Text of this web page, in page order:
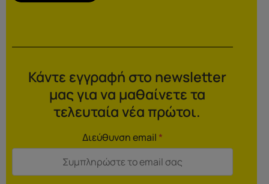
Κάντε εγγραφή στο newsletter
μας για να μαθαίνετε τα
τελευταία νέα πρώτοι.
Διεύθυνση email*